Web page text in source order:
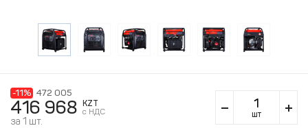
-11% 472 005
416 968
KZT
c НДС
за 1 шт.
шт